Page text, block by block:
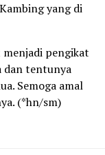
yang di
menjadi pengikat
dan tentunya
Semoga amal
(*hn/sm)